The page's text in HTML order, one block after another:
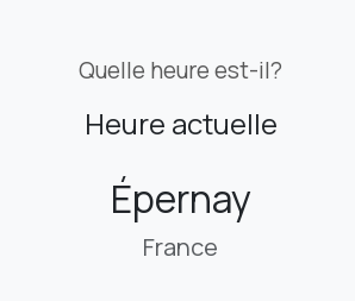
Quelle heure est-il?
Heure actuelle
Épernay
France